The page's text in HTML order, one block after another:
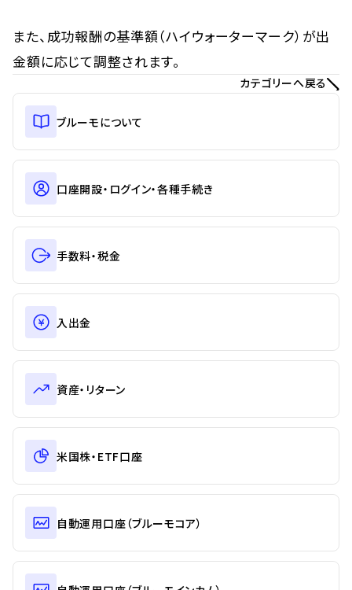
また、成功報酬の基準額（ハイウォーターマーク）が出
金額に応じて調整されます。
カテゴリーへ戻る
ブルーモについて
口座開設・ログイン・各種手続き
手数料・税金
入出金
資産・リターン
米国株・ETF口座
自動運用口座（ブルーモコア）